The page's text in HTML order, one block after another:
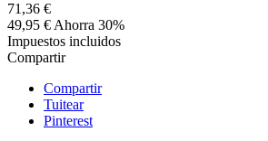
71,36 €
49,95 €Ahorra 30%
Impuestos incluidos
Compartir
Compartir
Tuitear
Pinterest